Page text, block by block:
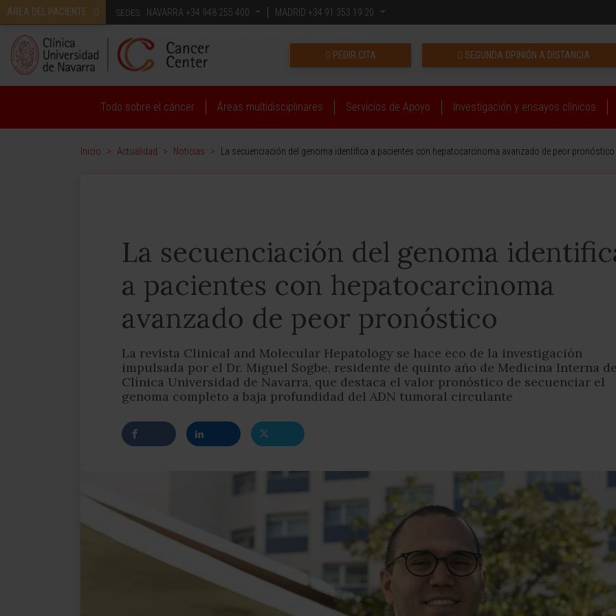
ÁREA DEL PACIENTE SEDES: NAVARRA +34 948 255 400 MADRID +34 91 353 19 20
SEGUNDA OPINIÓN A DISTANCIA
PEDIR CITA
Todo sobre el cáncer Áreas multidisciplinares Servicios de Apoyo Investigación y ensayos clínicos
Inicio > Actualidad > Noticias > La secuenciación del genoma identifica a pacientes con hepatocarcinoma avanzado de peor pronóstico
La secuenciación del genoma
a pacientes con hepatocarcinoma
avanzado de peor pronóstico
La revista Clinical and Molecular Hepatology se hace eco de la investigación
impulsada por el Dr. Miguel Sogbe, residente de quinto año de Medicina Interna
Clínica Universidad de Navarra, que destaca el valor pronóstico de secuenciar el
genoma completo a baja profundidad del ADN tumoral circulante